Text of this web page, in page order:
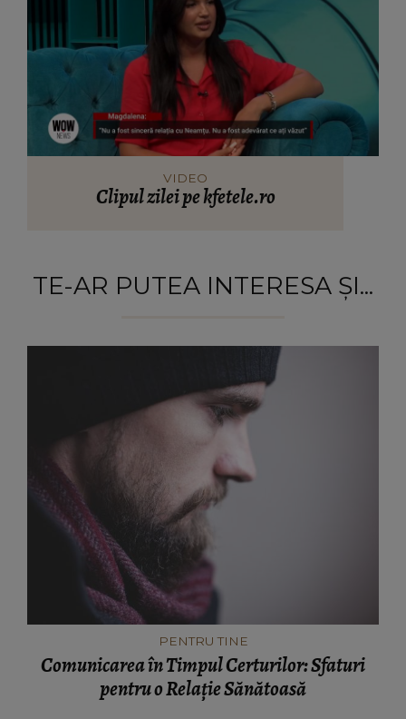
VIDEO
Clipul zilei pe kfetele.ro
TE-AR PUTEA INTERESA ȘI...
PENTRU TINE
Comunicarea în Timpul Certurilor: Sfaturi
pentru o Relație Sănătoasă